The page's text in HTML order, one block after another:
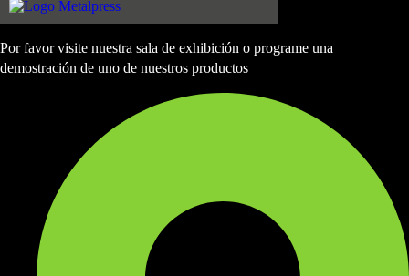
Por favor visite nuestra sala de exhibición o programe una
demostración de uno de nuestros productos